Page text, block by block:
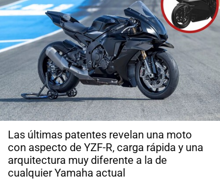
Las últimas patentes revelan una moto
con aspecto de YZF-R, carga rápida y una
arquitectura muy diferente a la de
cualquier Yamaha actual